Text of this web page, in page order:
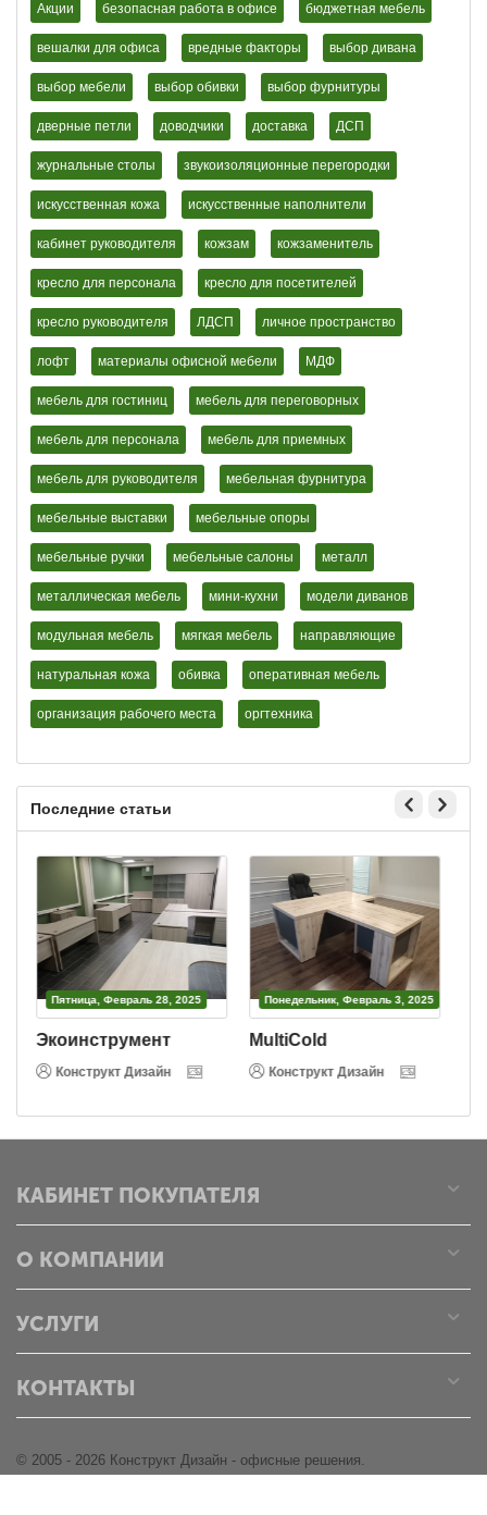
Акции безопасная работа в офисе бюджетная мебель
вешалки для офиса вредные факторы выбор дивана
выбор мебели выбор обивки выбор фурнитуры
дверные петли доводчики доставка ДСП
журнальные столы звукоизоляционные перегородки
искусственная кожа искусственные наполнители
кабинет руководителя кожзам кожзаменитель
кресло для персонала кресло для посетителей
кресло руководителя ЛДСП личное пространство
лофт материалы офисной мебели МДФ
мебель для гостиниц мебель для переговорных
мебель для персонала мебель для приемных
мебель для руководителя мебельная фурнитура
мебельные выставки мебельные опоры
мебельные ручки мебельные салоны металл
металлическая мебель мини-кухни модели диванов
модульная мебель мягкая мебель направляющие
натуральная кожа обивка оперативная мебель
организация рабочего места оргтехника
Последние статьи
Пятница, Февраль 28, 2025
Экоинструмент
Конструкт Дизайн
Понедельник, Февраль 3, 2025
MultiCold
Конструкт Дизайн
КАБИНЕТ ПОКУПАТЕЛЯ
О КОМПАНИИ
УСЛУГИ
КОНТАКТЫ
© 2005 - 2026 Конструкт Дизайн - офисные решения.